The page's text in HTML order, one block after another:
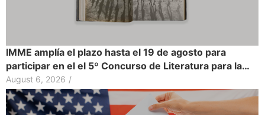
IMME amplía el plazo hasta el 19 de agosto para
participar en el el 5º Concurso de Literatura para la…
August 6, 2026 /